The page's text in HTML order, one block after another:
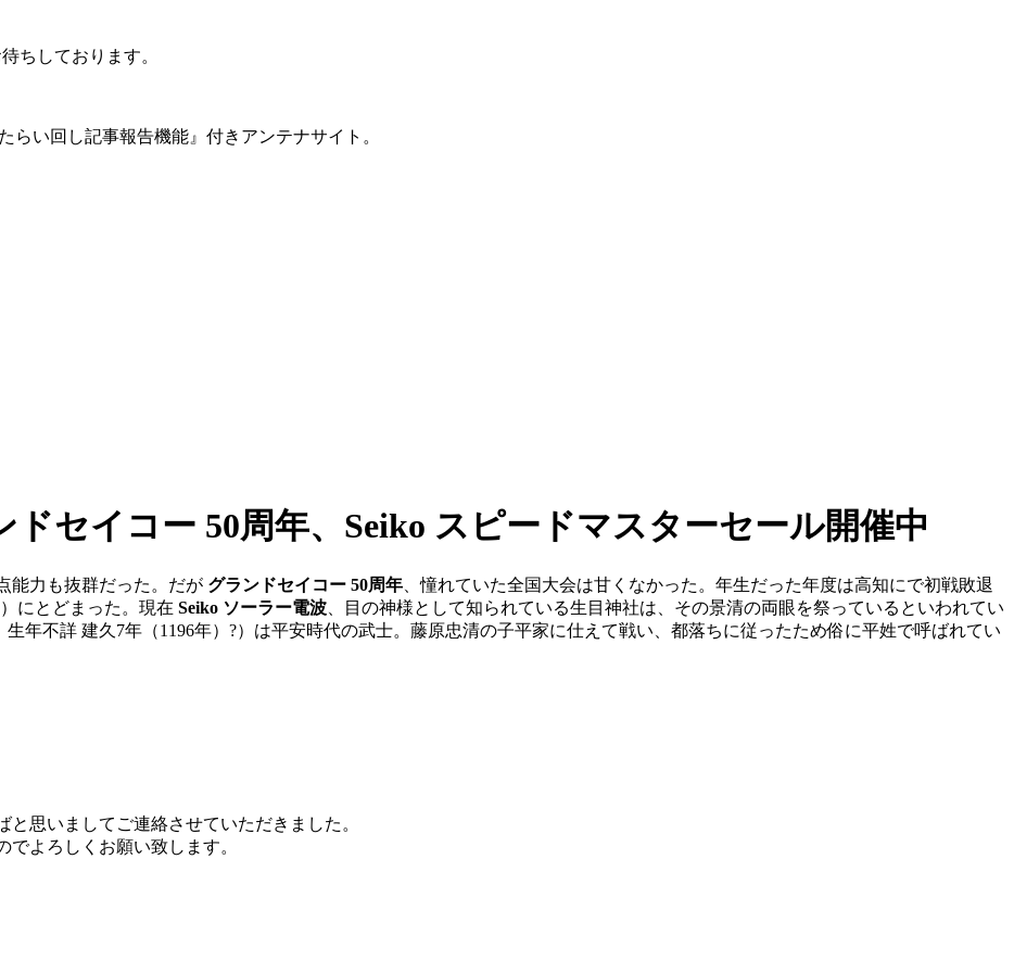
ちしております。
らい回し記事報告機能』付きアンテナサイト。
ドセイコー 50周年、Seiko スピードマスターセール開催中
能力も抜群だった。だが グランドセイコー 50周年 、憧れていた全国大会は甘くなかった。年生だった年度は高知にで初戦敗退
にとどまった。現在 Seiko ソーラー電波 、目の神様として知られている生目神社は、その景清の両眼を祭っているといわれてい
、生年不詳 建久7年（1196年）?）は平安時代の武士。藤原忠清の子平家に仕えて戦い、都落ちに従ったため俗に平姓で呼ばれてい
思いましてご連絡させていただきました。
よろしくお願い致します。